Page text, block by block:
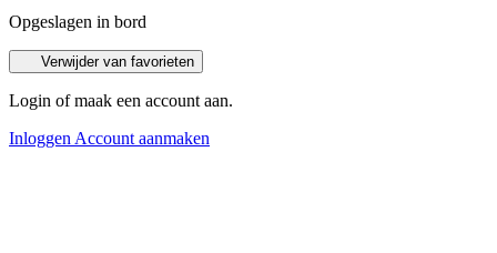
Opgeslagen in bord
Verwijder van favorieten
Login of maak een account aan.
Inloggen Account aanmaken